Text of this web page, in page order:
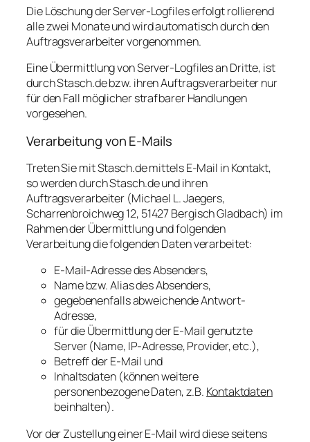
Die Löschung der Server-Logfiles erfolgt rollierend
alle zwei Monate und wird automatisch durch den
Auftragsverarbeiter vorgenommen.
Eine Übermittlung von Server-Logfiles an Dritte, ist
durch Stasch.de bzw. ihren Auftragsverarbeiter nur
für den Fall möglicher strafbarer Handlungen
vorgesehen.
Verarbeitung von E-Mails
Treten Sie mit Stasch.de mittels E-Mail in Kontakt,
so werden durch Stasch.de und ihren
Auftragsverarbeiter (Michael L. Jaegers,
Scharrenbroichweg 12, 51427 Bergisch Gladbach) im
Rahmen der Übermittlung und folgenden
Verarbeitung die folgenden Daten verarbeitet:
E-Mail-Adresse des Absenders,
Name bzw. Alias des Absenders,
gegebenenfalls abweichende Antwort-
Adresse,
für die Übermittlung der E-Mail genutzte
Server (Name, IP-Adresse, Provider, etc.),
Betreff der E-Mail und
Inhaltsdaten (können weitere
personenbezogene Daten, z.B. Kontaktdaten
beinhalten).
Vor der Zustellung einer E-Mail wird diese seitens